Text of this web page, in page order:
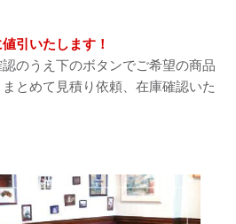
引いたします！
のうえ下のボタンでご希望の商品
とめて見積り依頼、在庫確認いた